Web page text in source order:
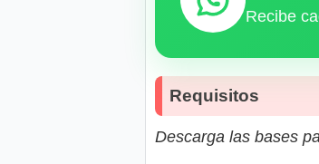
Recibe
Requisitos
Descarga las bases